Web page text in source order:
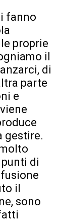
fanno
proprie
il
di
parte
e
gestire.
di
il
sono